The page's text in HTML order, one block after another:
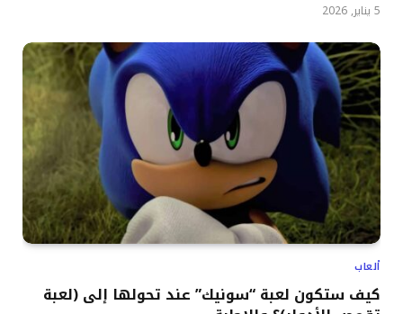
5 يناير, 2026
ألعاب
كيف ستكون لعبة “سونيك” عند تحولها إلى (لعبة